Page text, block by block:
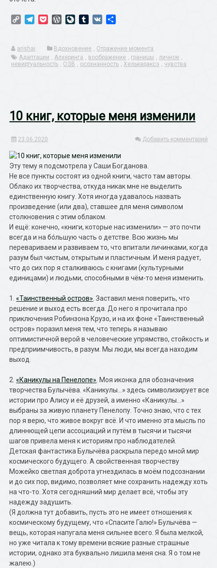
Copy TelegramPocketWordPress
LiveJournal
Tumblr
VK
arishai Вдохновение , Отражение момента
Адаптации , Алхеринга , воображение , границы ,личное ,
невиртуальность , ОЗВ , осознанность , Хелькараксэ , чувства
10 книг, которые меня изменили
23.06.2020 Добавить комментарий
Эту тему я подсмотрела у Саши Богданова.
Не все пункты состоят из одной книги, часто там авторы.
Облако их творчества, откуда никак мне не выделить
единственную книгу. Хотя иногда удавалось назвать
произведение (или два), ставшее для меня символом
столкновения с этим облаком.
И ещё: конечно, «книги, которые нас изменили» — это почти
всегда и на бо́льшую часть о детстве. Всю жизнь мы
перевариваем и развиваем то, что впитали личинками, когда
разум был чистым, открытым и пластичным. И меня радует,
что до сих пор я сталкиваюсь с книгами (культурными
единицами) и людьми, способными в чём-то меня изменить.
1.«Таинственный остров» . Заставил меня поверить, что
решение и выход есть всегда. До него я прочитала про
приключения Робинзона Крузо, и на их фоне «Таинственный
остров» поразил меня тем, что теперь я называю
оптимистичной верой в человеческие упрямство, стойкость и
предприимчивость, в разум. Мы люди, мы всегда находим
выход.
2.«Каникулы на Пенелопе» . Моя иконка для обозначения
творчества Булычёва. «Каникулы…» здесь символизирует все
истории про Алису и её друзей, а именно «Каникулы…»
выбраны за живую планету Пенелопу. Точно знаю, что с тех
пор я верю, что живое вокруг всё. И что именно эта мысль по
длиннющей цепи ассоциаций и путём в тысячи и тысячи
шагов привела меня к историям про наблюдателей.
Детская фантастика Булычёва раскрыла передо мной мир
космического будущего. А свойственная творчеству
Можейко светлая доброта угнездилась в моём подсознании
и до сих пор, видимо, позволяет мне сохранить надежду хоть
на что-то. Хотя сегодняшний мир делает всё, чтобы эту
надежду задушить.
(Я должна тут добавить, пусть это не имеет отношения к
космическому будущему, что «Спасите Галю!» Булычёва —
вещь, которая напугала меня сильнее всего. Я была мелкой,
но уже читала к тому времени всякие разные страшные
истории, однако эта буквально лишила меня сна. Я о том не
жалею.)